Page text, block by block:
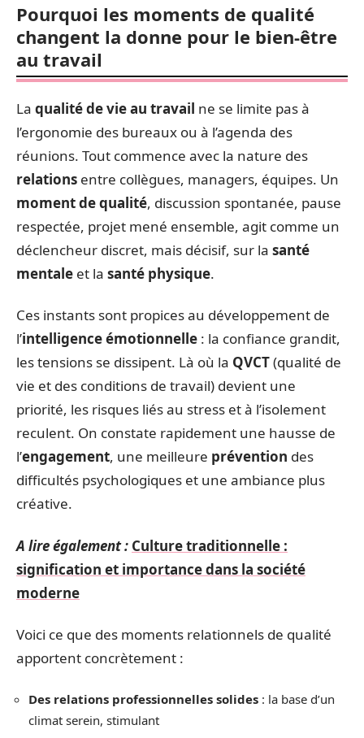
Pourquoi les moments de qualité
changent la donne pour le bien-être
au travail
La qualité de vie au travail ne se limite pas à
l’ergonomie des bureaux ou à l’agenda des
réunions. Tout commence avec la nature des
relations entre collègues, managers, équipes. Un
moment de qualité, discussion spontanée, pause
respectée, projet mené ensemble, agit comme un
déclencheur discret, mais décisif, sur la santé
mentale et la santé physique.
Ces instants sont propices au développement de
l’intelligence émotionnelle : la confiance grandit,
les tensions se dissipent. Là où la QVCT(qualité de
vie et des conditions de travail) devient une
priorité, les risques liés au stress et à l’isolement
reculent. On constate rapidement une hausse de
l’engagement, une meilleure prévention des
difficultés psychologiques et une ambiance plus
créative.
A lire également : Culture traditionnelle :
signification et importance dans la société
moderne
Voici ce que des moments relationnels de qualité
apportent concrètement :
Des relations professionnelles solides : la base d’un
climat serein, stimulant